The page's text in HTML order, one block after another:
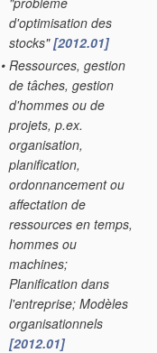
d'optimisation des
stocks"[2012.01]
• Ressources, gestion
de tâches, gestion
d'hommes ou de
projets, p.ex.
organisation,
planification,
ordonnancement ou
affectation de
ressources en temps,
hommes ou
machines;
Planification dans
l'entreprise; Modèles
organisationnels
[2012.01]